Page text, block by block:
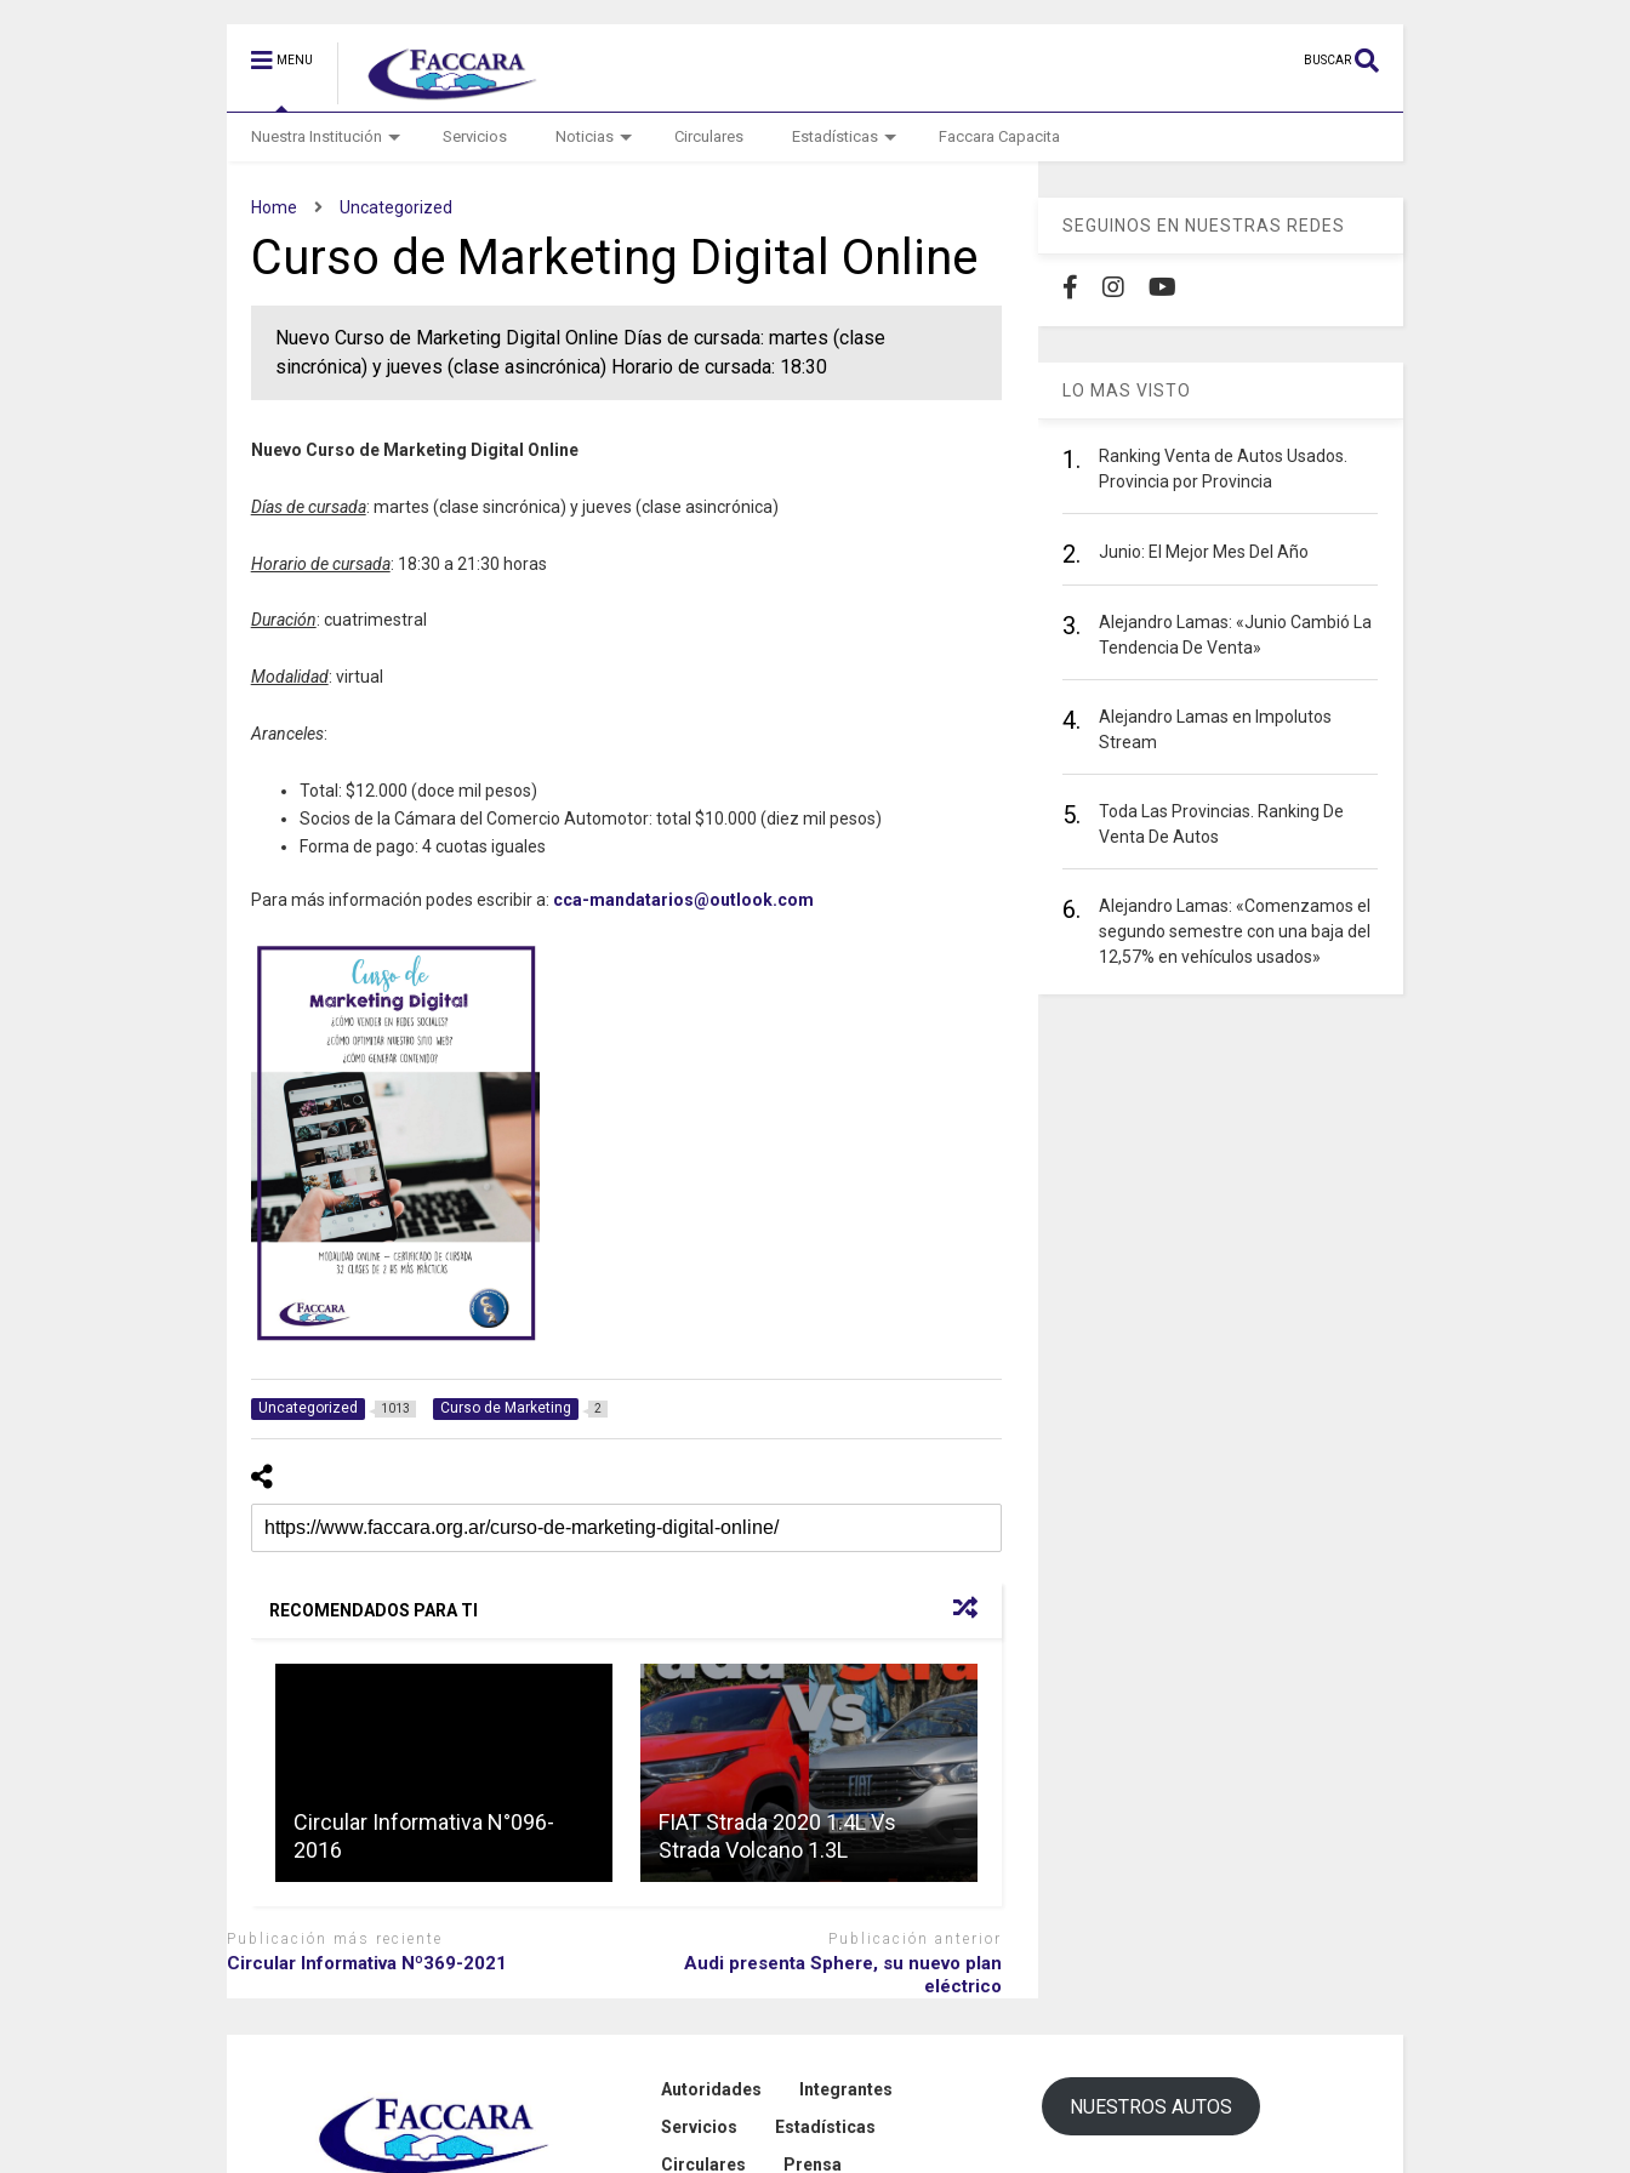
MENU BUSCAR
Nuestra Institución Servicios Noticias Circulares Estadísticas Faccara Capacita
Home Uncategorized
Curso de Marketing Digital Online
Nuevo Curso de Marketing Digital Online Días de cursada: martes (clase
sincrónica) y jueves (clase asincrónica) Horario de cursada: 18:30
Nuevo Curso de Marketing Digital Online
Días de cursada: martes (clase sincrónica) y jueves (clase asincrónica)
Horario de cursada: 18:30 a 21:30 horas
Duración: cuatrimestral
Modalidad: virtual
Aranceles:
Total: $12.000 (doce mil pesos)
Socios de la Cámara del Comercio Automotor: total $10.000 (diez mil pesos)
Forma de pago: 4 cuotas iguales
Para más información podes escribir a: cca-mandatarios@outlook.com
Uncategorized 1013 Curso de Marketing 2
RECOMENDADOS PARA TI
Circular Informativa N°096-
2016
FIAT Strada 2020 1.4L Vs
Strada Volcano 1.3L
Publicación más reciente
Circular Informativa Nº369-2021
Publicación anterior
Audi presenta Sphere, su nuevo plan
eléctrico
SEGUINOS EN NUESTRAS REDES
LO MAS VISTO
1.
Ranking Venta de Autos Usados.
Provincia por Provincia
2. Junio: El Mejor Mes Del Año
3.
Alejandro Lamas: «Junio Cambió La
Tendencia De Venta»
4.
Alejandro Lamas en Impolutos
Stream
5.
Toda Las Provincias. Ranking De
Venta De Autos
6.
Alejandro Lamas: «Comenzamos el
segundo semestre con una baja del
12,57% en vehículos usados»
Autoridades
Integrantes
Servicios
Estadísticas
Circulares
Prensa
NUESTROS AUTOS